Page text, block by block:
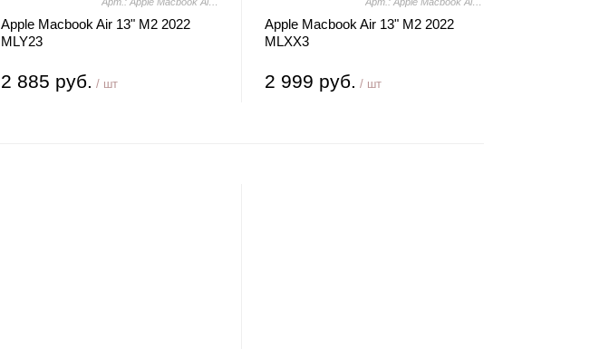
Apple Macbook Air 13" M2 2022
MLY23
2 885 руб. / шт
Apple Macbook Air 13" M2 2022
MLXX3
2 999 руб. / шт